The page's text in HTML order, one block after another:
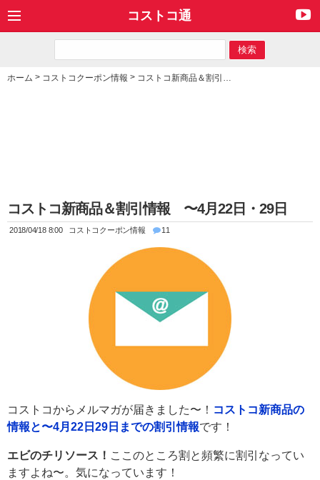
コストコ通
ホーム > コストコクーポン情報 > コストコ新商品＆割引情報 〜4月22日・29日
コストコ新商品＆割引情報 〜4月22日・29日
2018/04/18 8:00 コストコクーポン情報 11
コストコからメルマガが届きました〜！ コストコ新商品の
情報と〜4月22日29日までの割引情報です！
エビのチリソース！ ここのところ割と頻繁に割引なってい
ますよね〜。気になっています！